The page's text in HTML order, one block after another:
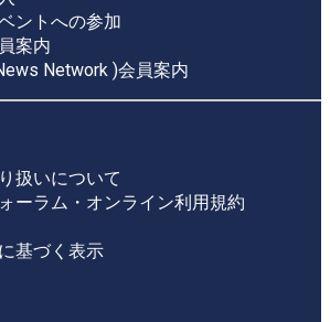
ントへの参加
案内
Network )会員案内
扱いについて
ーラム・オンライン利用規約
基づく表示